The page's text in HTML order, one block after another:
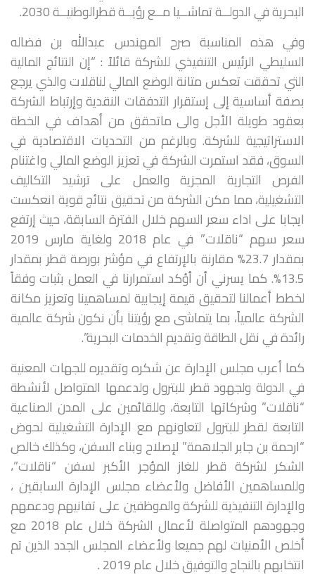
البحرية في الدولــة تماشــيا مــع رؤيــة قطرالوطنيــة 2030.
وفي هذه المناسبة صرح المهندس عبدالله بن فضاله
السليطي الرئيس التنفيذي للشركة قائلاً : “إن النتائج المالية
التي تحققت تعكس متانة الوضع المالي لناقلات والذي يرجع
بصفة أساسية إلى إستقرار التدفقات النقدية وإرتباط الشركة
بعقود طويلة الأجل والى ماتحقق من أهداف في الخطة
الاستراتيجية للشركة. وبالرغم من التحديات الاقتصادية في
السوق، فقد استمرت الشركة في تعزيز الوضع المالي واغتنام
الفرص التجارية المجزية والعمل على ترشيد التكاليف
التشغيلية، مما مكن الشركة من تحقيق نتائج قوية انعكست
ايجابا على اداء سعر السهم خلال الفترة السابقة، حيث إرتفع
سعر سهم “ناقلات” في عام 2018 ولغاية مارس 2019
بمقدار 23.7% مقارنة بالإرتفاع في مؤشر بورصة قطر بمقدار
13.5%. كما يسرني أن أؤكد استمرارنا في العمل بثبات وفقاً
لخطط أعمالنا لتحقيق قيمة إيجابية لمساهمينا وتعزيز مكانة
الشركة عالمياً، بما يتماشى مع رؤيتنا بأن نكون شركة عالمية
رائدة في نقل الطاقة وتقديم الخدمات البحرية”.
كما أعرب مجلس الإدارة عن شكره وتقديره للجهات المعنية
في الدولة ولجهود قطر للبترول ولدعمها المتواصل لأنشطة
“ناقلات” وشركاتها التابعة، وللقائمين على المدن الصناعية
التابعة لقطر للبترول لتعاونهم مع الإدارة التشغيلية لحوض
“ارحمة بن جابر الجلاهمة” لإصلاح وبناء السفن، وكذلك خالص
الشكر لشركة قطر للغاز المؤجر الأكبر لسفن “ناقلات”،
وللمساهمين الأفاضل ولأعضاء مجلس الإدارة السابقين ،
والإدارة التنفيذية للشركة والموظفين على تفانيهم ودعمهم
وجهودهم المتواصلة لأعمال الشركة خلال عام 2018 مع
أخلص الأمنيات لهم جميعا ولأعضاء المجلس الجدد الذين تم
انتخابهم بالنجاح والتوفيق خلال عام 2019 .